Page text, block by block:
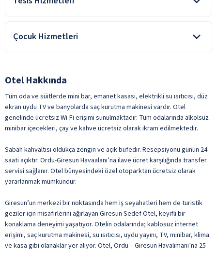
Asansör
Tekerlekli Sandalye Kullanımına Uygun
Tesiste hizmet veren açık alan kullanımları mevsim
Otopark
24 Saat Resepsiyon Hizmeti
Bagaj Muhafaza Odası
Emanet Kasa
Günlük Temizlik Hizmeti
Hızlı Check-In / Check-Out
Kuru Temizleme
Lobi Wifi
Vale Hizmeti
Wifi
ile belirtilen özellikler ücretlidir.
Çocuk Hizmetleri
Otel Hakkında
Tüm oda ve süitlerde mini bar, emanet kasası, elektrikli su ısıtıcısı, düz
ekran uydu TV ve banyolarda saç kurutma makinesi vardır. Otel
genelinde ücretsiz Wi-Fi erişimi sunulmaktadır. Tüm odalarında alkolsüz
minibar içecekleri, çay ve kahve ücretsiz olarak ikram edilmektedir.
Sabah kahvaltısı oldukça zengin ve açık büfedir. Resepsiyonu günün 24
saati açıktır. Ordu-Giresun Havaalanı’na ilave ücret karşılığında transfer
servisi sağlanır. Otel bünyesindeki özel otoparktan ücretsiz olarak
yararlanmak mümkündür.
Giresun’un merkezi bir noktasında hem iş seyahatleri hem de turistik
geziler için misafirlerini ağırlayan Giresun Sedef Otel, keyifli bir
konaklama deneyimi yaşatıyor. Otelin odalarında; kablosuz internet
erişimi, saç kurutma makinesi, su ısıtıcısı, uydu yayını, TV, minibar, klima
ve kasa gibi olanaklar yer alıyor. Otel, Ordu – Giresun Havalimanı’na 25